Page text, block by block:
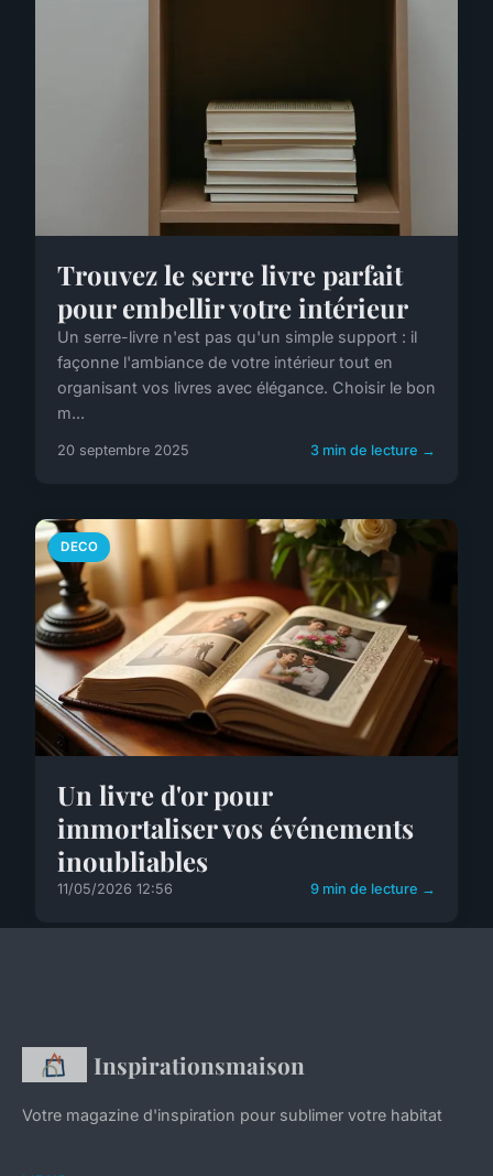
Trouvez le serre livre parfait
pour embellir votre intérieur
Un serre-livre n'est pas qu'un simple support : il
façonne l'ambiance de votre intérieur tout en
organisant vos livres avec élégance. Choisir le bon
m...
20 septembre 2025 3 min de lecture →
DECO
Un livre d'or pour
immortaliser vos événements
inoubliables
11/05/2026 12:56 9 min de lecture →
Inspirationsmaison
Votre magazine d'inspiration pour sublimer votre habitat